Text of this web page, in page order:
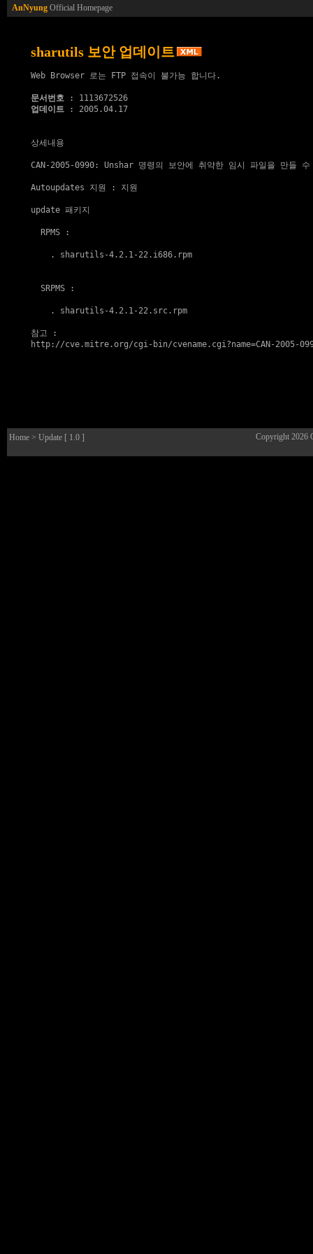
AnNyung Official Homepage
sharutils 보안 업데이트
Web Browser 로는 FTP 접속이 불가능 합니다.
문서번호
업데이트 : 2005.04.17
상세내용
CAN-2005-0990: Unshar 명령의 보안에 취약한 임시 파일을 만들
Autoupdates 지원 : 지원
update 패키지
  RPMS :
    .
sharutils-4.2.1-22.i686.rpm
  SRPMS :
    .
sharutils-4.2.1-22.src.rpm
참고
http://cve.mitre.org/cgi-bin/cvename.cgi?name=CAN-2005-
Home > Update [ 1.0 ] Copyright 2026